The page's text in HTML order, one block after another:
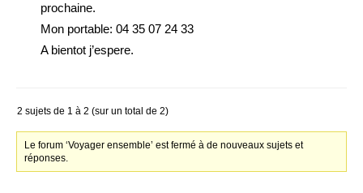
prochaine.
Mon portable: 04 35 07 24 33
A bientot j’espere.
2 sujets de 1 à 2 (sur un total de 2)
Le forum ‘Voyager ensemble’ est fermé à de nouveaux sujets et
réponses.